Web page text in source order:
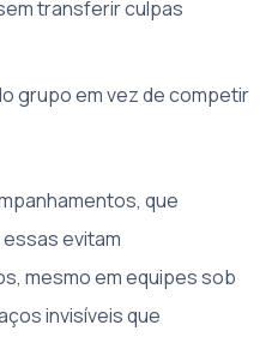
transferir culpas
grupo em vez de competir
que
evitam
mesmo em equipes sob
invisíveis que